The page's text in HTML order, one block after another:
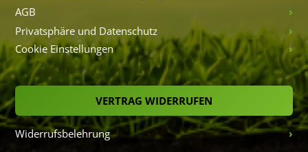
AGB
Privatsphäre und Datenschutz
Cookie Einstellungen
VERTRAG WIDERRUFEN
Widerrufsbelehrung